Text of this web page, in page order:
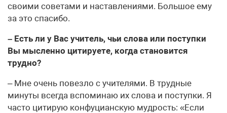
своими советами и наставлениями. Большое ему
за это спасибо.
– Есть ли у Вас учитель, чьи слова или поступки
Вы мысленно цитируете, когда становится
трудно?
– Мне очень повезло с учителями. В трудные
минуты всегда вспоминаю их слова и поступки. Я
часто цитирую конфуцианскую мудрость: «Если